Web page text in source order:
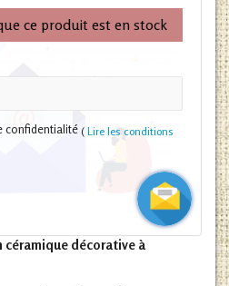
ce produit est en stock
confidentialité ( Lire les conditions
céramique décorative à